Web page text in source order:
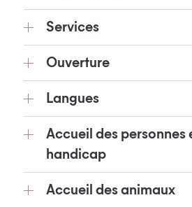
Services
Ouverture
Langues
Accueil des personnes
handicap
Accueil des animaux